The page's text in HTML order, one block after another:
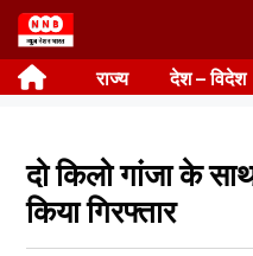
Skip
to
content राज्य देश – विदेश
दो किलो गांजा के
किया गिरफ्तार